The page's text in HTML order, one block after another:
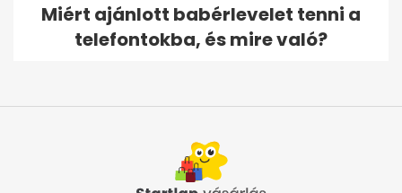
Miért ajánlott babérlevelet tenni a
telefontokba, és mire való?